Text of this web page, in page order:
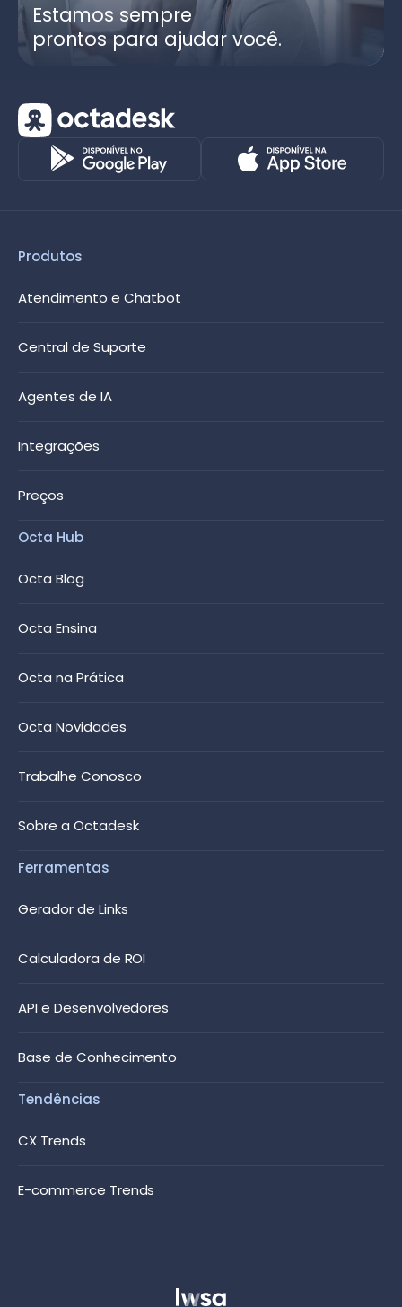
Estamos sempre
prontos para ajudar você.
Produtos
Atendimento e Chatbot
Central de Suporte
Agentes de IA
Integrações
Preços
Octa Hub
Octa Blog
Octa Ensina
Octa na Prática
Octa Novidades
Trabalhe Conosco
Sobre a Octadesk
Ferramentas
Gerador de Links
Calculadora de ROI
API e Desenvolvedores
Base de Conhecimento
Tendências
CX Trends
E-commerce Trends